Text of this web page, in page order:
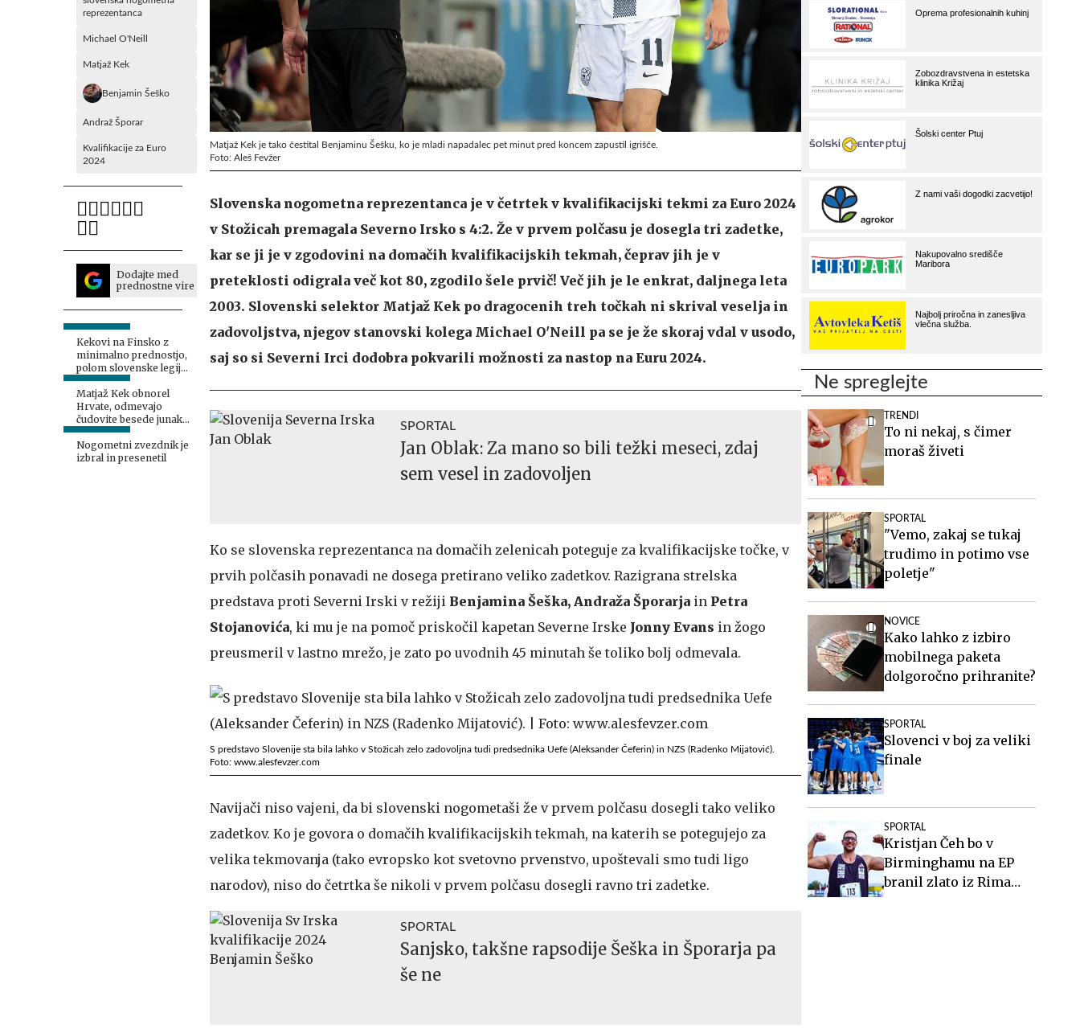
reprezentanca
Michael O'Neill
Matjaž Kek
Benjamin Šeško
Andraž Šporar
Kvalifikacije za Euro
2024
Dodajte med
prednostne vire
Kekovi na Finsko z
minimalno prednostjo,
polom slovenske legije
pri Twenteju
Matjaž Kek obnorel
Hrvate, odmevajo
čudovite besede junaka
Rijeke!
Nogometni zvezdnik je
izbral in presenetil
Matjaž Kek je tako čestital Benjaminu Šešku, ko je mladi napadalec pet minut pred koncem zapustil igrišče.
Foto: Aleš Fevžer
Slovenska nogometna reprezentanca je v četrtek v kvalifikacijski tekmi za Euro 2024
v Stožicah premagala Severno Irsko s 4:2. Že v prvem polčasu je dosegla tri zadetke,
kar se ji je v zgodovini na domačih kvalifikacijskih tekmah, čeprav jih je v
preteklosti odigrala več kot 80, zgodilo šele prvič! Več jih je le enkrat, daljnega leta
2003. Slovenski selektor Matjaž Kek po dragocenih treh točkah ni skrival veselja in
zadovoljstva, njegov stanovski kolega Michael O'Neill pa se je že skoraj vdal v usodo,
saj so si Severni Irci dodobra pokvarili možnosti za nastop na Euru 2024.
SPORTAL
Jan Oblak: Za mano so bili težki meseci, zdaj
sem vesel in zadovoljen
Ko se slovenska reprezentanca na domačih zelenicah poteguje za kvalifikacijske točke, v
prvih polčasih ponavadi ne dosega pretirano veliko zadetkov. Razigrana strelska
predstava proti Severni Irski v režiji Benjamina Šeška, Andraža Šporarja in Petra
Stojanovića, ki mu je na pomoč priskočil kapetan Severne Irske Jonny Evans in žogo
preusmeril v lastno mrežo, je zato po uvodnih 45 minutah še toliko bolj odmevala.
S predstavo Slovenije sta bila lahko v Stožicah zelo zadovoljna tudi predsednika Uefe (Aleksander Čeferin) in NZS (Radenko Mijatović).
Foto: www.alesfevzer.com
Navijači niso vajeni, da bi slovenski nogometaši že v prvem polčasu dosegli tako veliko
zadetkov. Ko je govora o domačih kvalifikacijskih tekmah, na katerih se potegujejo za
velika tekmovanja (tako evropsko kot svetovno prvenstvo, upoštevali smo tudi ligo
narodov), niso do četrtka še nikoli v prvem polčasu dosegli ravno tri zadetke.
SPORTAL
Sanjsko, takšne rapsodije Šeška in Šporarja pa
še ne
Ne spreglejte
TRENDI
To ni nekaj, s čimer
moraš živeti
SPORTAL
"Vemo, zakaj se tukaj
trudimo in potimo vse
poletje"
NOVICE
Kako lahko z izbiro
mobilnega paketa
dolgoročno prihranite?
SPORTAL
Slovenci v boj za veliki
finale
SPORTAL
Kristjan Čeh bo v
Birminghamu na EP
branil zlato iz Rima